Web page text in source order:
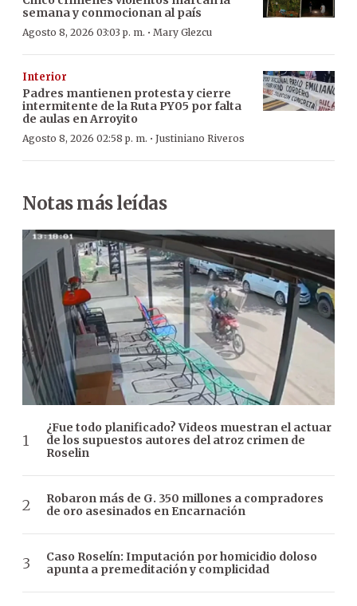
semana y conmocionan al país
Agosto 8, 2026 03:03 p. m. · Mary Glezcu
Interior
Padres mantienen protesta y cierre
intermitente de la Ruta PY05 por falta
de aulas en Arroyito
Agosto 8, 2026 02:58 p. m. · Justiniano Riveros
Notas más leídas
¿Fue todo planificado? Videos muestran el actuar
de los supuestos autores del atroz crimen de
Roselin
Robaron más de G. 350 millones a compradores
de oro asesinados en Encarnación
Caso Roselín: Imputación por homicidio doloso
apunta a premeditación y complicidad